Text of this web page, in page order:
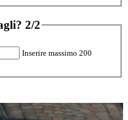
2/2
Inserire massimo 200